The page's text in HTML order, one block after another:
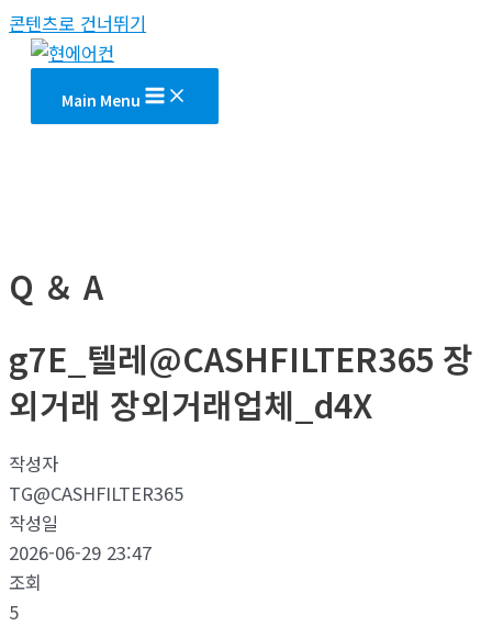
콘텐츠로 건너뛰기
Main Menu
Q ＆ A
g7E_텔레@CASHFILTER365 장
외거래 장외거래업체_d4X
작성자
TG@CASHFILTER365
작성일
2026-06-29 23:47
조회
5